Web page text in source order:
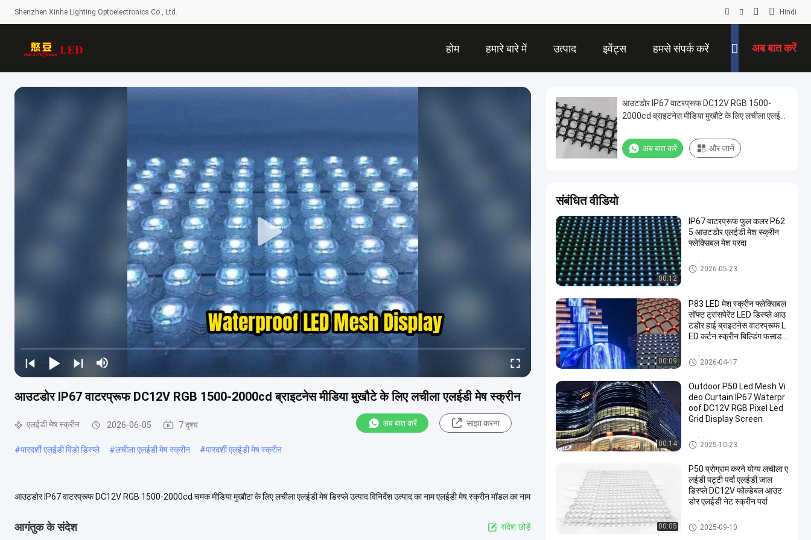
Shenzhen Xinhe Lighting Optoelectronics Co., Ltd. Hindi
होम हमारे बारे में उत्पाद इवेंट्स हमसे संपर्क करें अब बात करें
आउटडोर IP67 वाटरप्रूफ DC12V RGB 1500-2000cd ब्राइटनेस मीडिया मुखौटे के लिए लचीला एलईडी मेष स्क्रीन
एलईडी मेष स्क्रीन 2026-06-05 7 दृश्य अब बात करें साझा करना
#पारदर्शी एलईडी विंडो डिस्प्ले #लचीला एलईडी मेष स्क्रीन #पारदर्शी एलईडी मेष स्क्रीन
आउटडोर IP67 वाटरप्रूफ DC12V RGB 1500-2000cd चमक मीडिया मुखौटा के लिए लचीला एलईडी मेष डिस्प्ले उत्पाद विनिर्देश उत्पाद का नाम एलईडी मेष स्क्रीन मॉडल का नाम
आगंतुक के संदेश संदेश छोड़ें
आउटडोर IP67 वाटरप्रूफ DC12V RGB 1500-
2000cd ब्राइटनेस मीडिया मुखौटे के लिए लचीला एलईडी
अब बात करें और जानें
संबंधित वीडियो
00:12
IP67 वाटरप्रूफ फुल कलर P62.
5 आउटडोर एलईडी मेश स्क्रीन
फ्लेक्सिबल मेश परदा
एलईडी मेष स्क्रीन
2026-05-23
00:09
P83 LED मेश स्क्रीन फ्लेक्सिबल
सॉफ्ट ट्रांसपेरेंट LED डिस्प्ले आउ
टडोर हाई ब्राइटनेस वाटरप्रूफ L
ED कर्टन स्क्रीन बिल्डिंग फसाड
रटाइजिंग डिस्प्ले के लिए
एलईडी मेष स्क्रीन
2026-04-17
00:14
Outdoor P50 Led Mesh Vi
deo Curtain IP67 Waterpr
oof DC12V RGB Pixel Led
Grid Display Screen
एलईडी मेष स्क्रीन
2025-10-23
00:05
P50 प्रोग्राम करने योग्य लचीला ए
लईडी पट्टी पर्दा एलईडी जाल
डिस्प्ले DC12V फोल्डेबल आउट
डोर एलईडी नेट स्क्रीन पर्दा
एलईडी मेष स्क्रीन
2025-09-10